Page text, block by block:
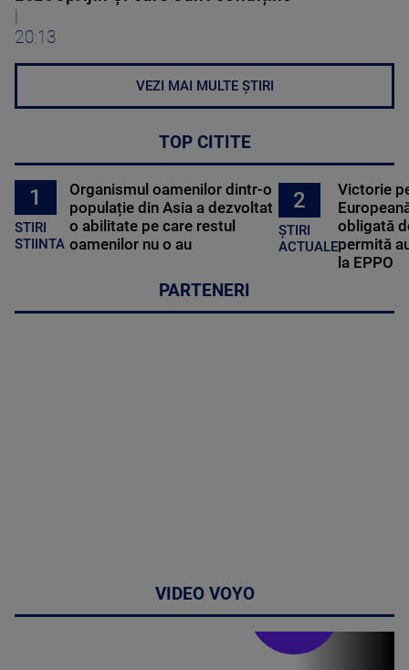
20:13
VEZI MAI MULTE ȘTIRI
TOP CITITE
1
STIRI
STIINTA
Organismul oamenilor dintr-o
populație din Asia a dezvoltat
o abilitate pe care restul
oamenilor nu o au
2
ȘTIRI
ACTUALE
Victorie
obligată
permită
la EPPO
PARTENERI
VIDEO VOYO